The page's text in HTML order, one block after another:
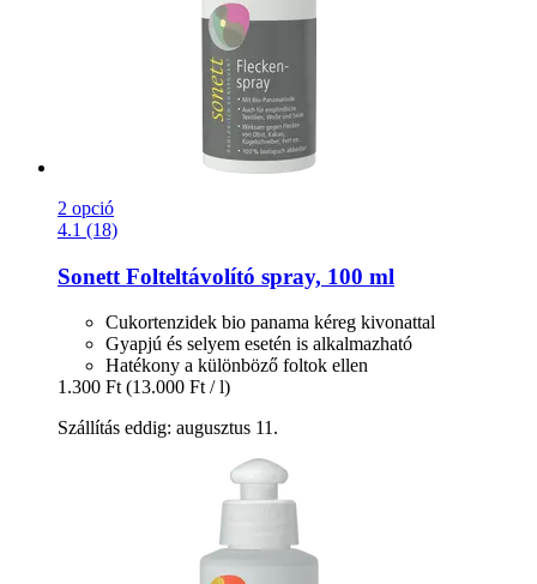
2 opció
4.1 (18)
Sonett Folteltávolító spray, 100 ml
Cukortenzidek bio panama kéreg kivonattal
Gyapjú és selyem esetén is alkalmazható
Hatékony a különböző foltok ellen
1.300 Ft (13.000 Ft / l)
Szállítás eddig: augusztus 11.